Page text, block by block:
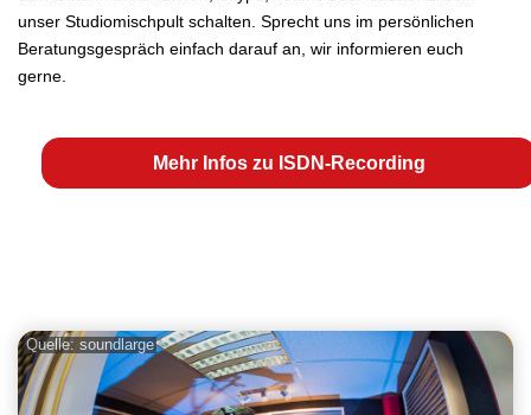
unser Studiomischpult schalten. Sprecht uns im persönlichen
Beratungsgespräch einfach darauf an, wir informieren euch
gerne.
Mehr Infos zu ISDN-Recording
Quelle: soundlarge